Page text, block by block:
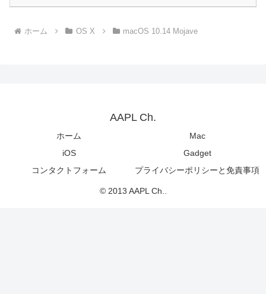
ホーム OS X macOS 10.14 Mojave
AAPL Ch.
ホーム
Mac
iOS
Gadget
コンタクトフォーム
プライバシーポリシーと免責事項
© 2013 AAPL Ch..